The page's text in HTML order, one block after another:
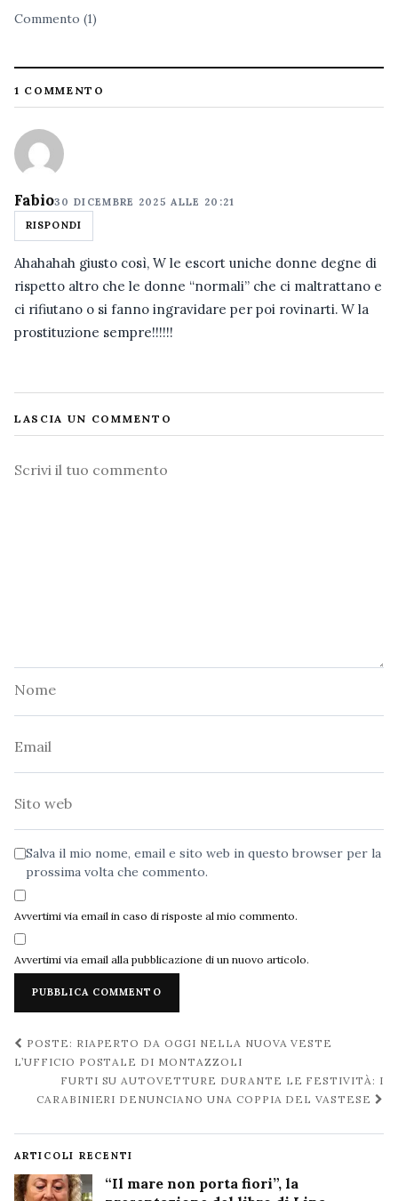
Commento (1)
1 COMMENTO
Fabio30 DICEMBRE 2025 ALLE 20:21
RISPONDI
Ahahahah giusto così, W le escort uniche donne degne di
rispetto altro che le donne “normali” che ci maltrattano e
ci rifiutano o si fanno ingravidare per poi rovinarti. W la
prostituzione sempre!!!!!!
LASCIA UN COMMENTO
Commento
Salva il mio nome, email e sito web in questo browser per la
prossima volta che commento.
Avvertimi via email in caso di risposte al mio commento.
Avvertimi via email alla pubblicazione di un nuovo articolo.
Navigazione
post
POSTE: RIAPERTO DA OGGI NELLA NUOVA VESTE
L’UFFICIO POSTALE DI MONTAZZOLI
FURTI SU AUTOVETTURE DURANTE LE FESTIVITÀ: I
CARABINIERI DENUNCIANO UNA COPPIA DEL VASTESE
ARTICOLI RECENTI
“Il mare non porta fiori”, la